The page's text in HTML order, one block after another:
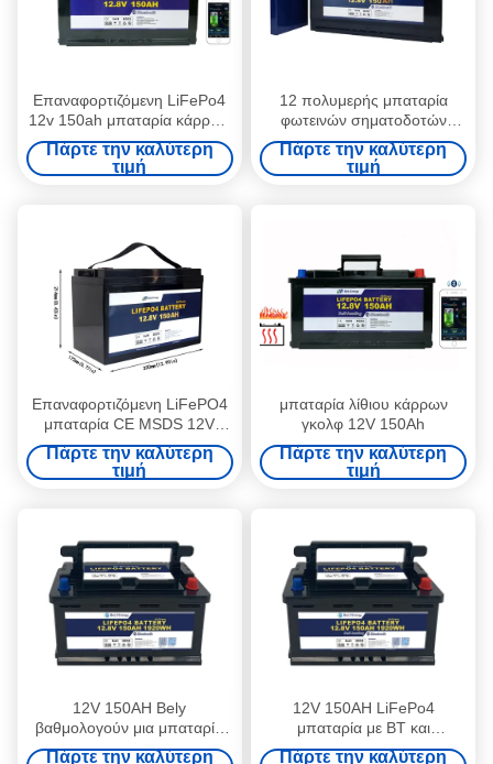
Επαναφορτιζόμενη LiFePo4
12v 150ah μπαταρία κάρρων
γκολφ Bluetooth
Πάρτε την καλύτερη
τιμή
12 πολυμερής μπαταρία
φωτεινών σηματοδοτών
Lifepo4 μπαταριών λίθιου
τάσης 150Ah Bluetooth
Πάρτε την καλύτερη
τιμή
Επαναφορτιζόμενη LiFePO4
μπαταρία CE MSDS 12V
150AH για το κάρρο γκολφ
Πάρτε την καλύτερη
τιμή
μπαταρία λίθιου κάρρων
γκολφ 12V 150Ah
Πάρτε την καλύτερη
τιμή
12V 150AH Bely
βαθμολογούν μια μπαταρία
Bluetooth Bms έξυπνη για το
Πάρτε την καλύτερη
12V 150AH LiFePo4
μπαταρία με BT και
αυτοθερμοποίηση για
Πάρτε την καλύτερη